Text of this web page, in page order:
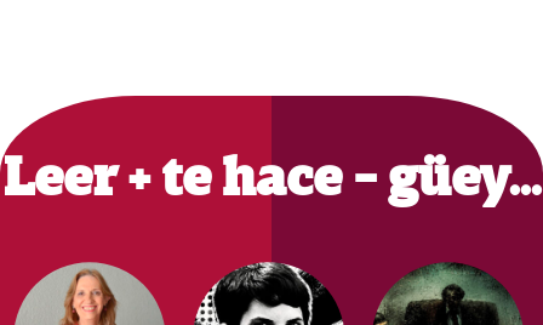
Primary
Sidebar
Leer + te hace - güey…